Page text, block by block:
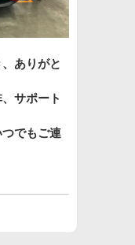
ありがと
サポート
でもご連